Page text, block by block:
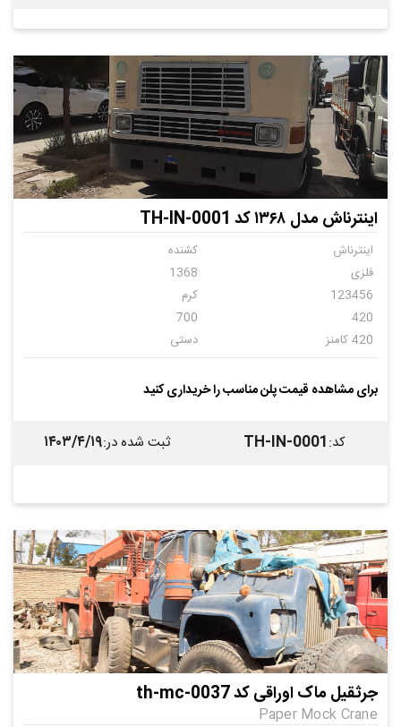
اینترناش مدل ۱۳۶۸ کد TH-IN-0001
اینترناش
کشنده
فلزی
1368
123456
کرم
420
700
420 کامنز
دستی
برای مشاهده قیمت پلن مناسب را خریداری کنید
کد:
TH-IN-0001 ثبت شده در:۱۴۰۳/۴/۱۹
جرثقیل ماک اوراقی کد th-mc-0037
Paper Mock Crane